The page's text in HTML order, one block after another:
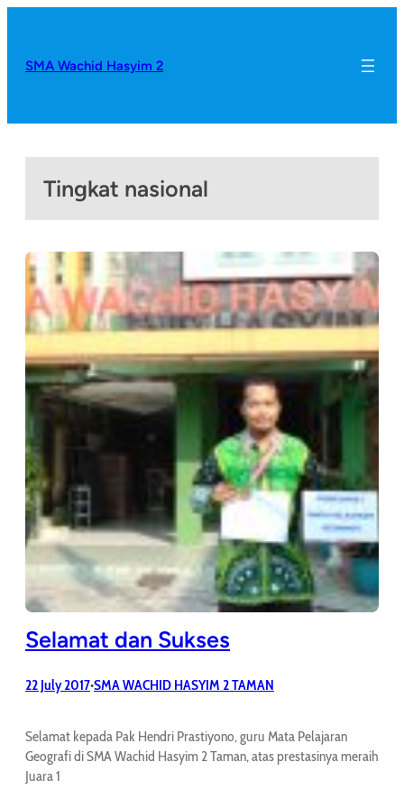
SMA Wachid Hasyim 2
Tingkat nasional
Selamat dan Sukses
22 July 2017•SMA WACHID HASYIM 2 TAMAN
Selamat kepada Pak Hendri Prastiyono, guru Mata Pelajaran
Geografi di SMA Wachid Hasyim 2 Taman, atas prestasinya meraih
Juara 1